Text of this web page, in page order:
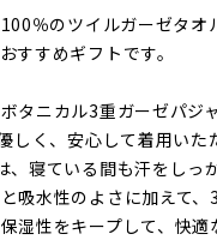
％のツイルガーゼタオ
すすめギフトです。
タニカル3重ガーゼパジャ
く、安心して着用いた
寝ている間も汗をしっ
吸水性のよさに加えて
湿性をキープして、快